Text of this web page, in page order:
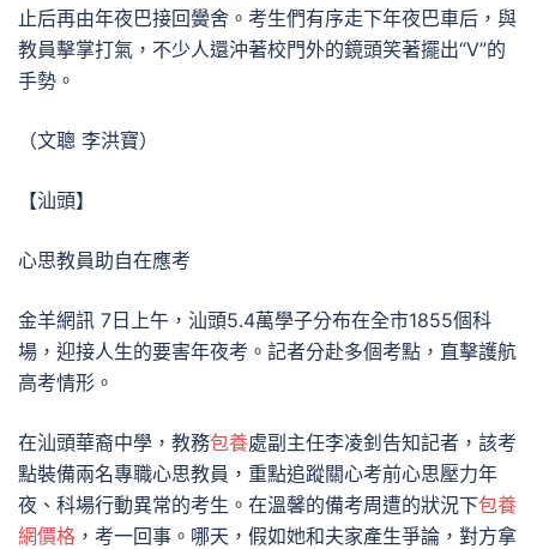
止后再由年夜巴接回黌舍。考生們有序走下年夜巴車后，與
教員擊掌打氣，不少人還沖著校門外的鏡頭笑著擺出“V”的
手勢。
（文聰 李洪寶）
【汕頭】
心思教員助自在應考
金羊網訊 7日上午，汕頭5.4萬學子分布在全市1855個科
場，迎接人生的要害年夜考。記者分赴多個考點，直擊護航
高考情形。
在汕頭華裔中學，教務包養處副主任李凌釗告知記者，該考
點裝備兩名專職心思教員，重點追蹤關心考前心思壓力年
夜、科場行動異常的考生。在溫馨的備考周遭的狀況下包養
網價格 ，考一回事。哪天，假如她和夫家產生爭論，對方拿